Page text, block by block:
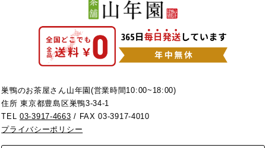
巣鴨のお茶屋さん山年園(営業時間10:00~18:00)
住所 東京都豊島区巣鴨3-34-1
TEL03-3917-4663 / FAX 03-3917-4010
プライバシーポリシー